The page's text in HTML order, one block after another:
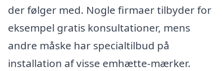
der følger med. Nogle firmaer tilbyder for
eksempel gratis konsultationer, mens
andre måske har specialtilbud på
installation af visse emhætte-mærker.